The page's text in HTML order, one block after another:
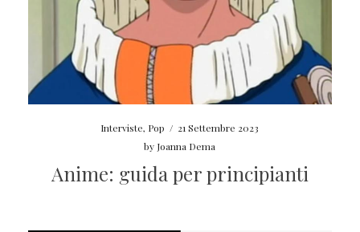
Interviste, Pop / 21 Settembre 2023
by Joanna Dema
Anime: guida per principianti